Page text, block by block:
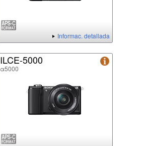
Informac. detallada
ILCE-5000
α5000